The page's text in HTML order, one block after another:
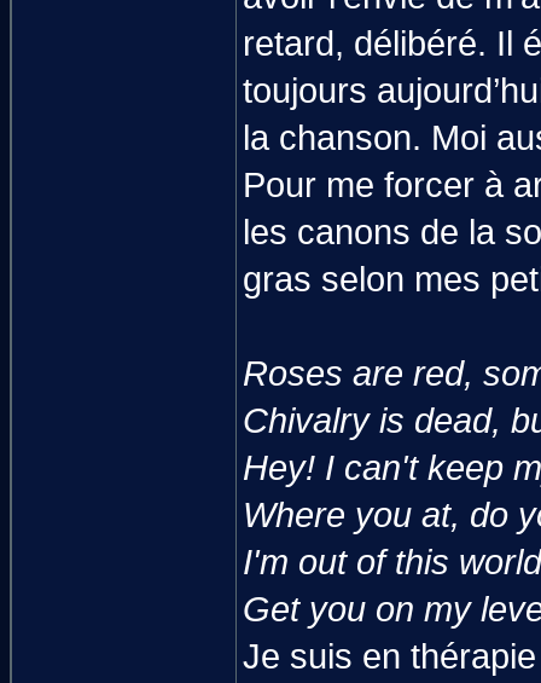
retard, délibéré. Il
toujours
la chanson. Moi
Pour me forcer à
les canons de la
gras selon mes
Roses are red,
Chivalry is dead,
Hey! I can't keep
Where you at, do
I'm out of this
Get you on my
Je suis en